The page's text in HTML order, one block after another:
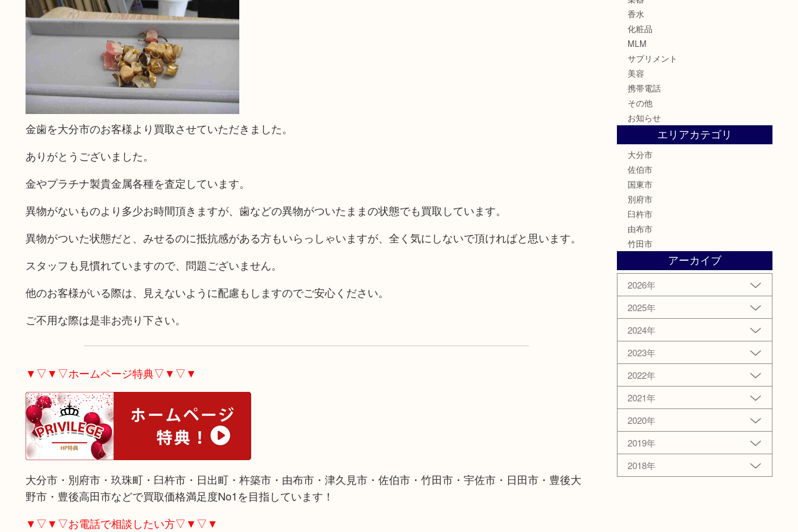
金歯を大分市のお客様より買取させていただきました。
ありがとうございました。
金やプラチナ製貴金属各種を査定しています。
異物がないものより多少お時間頂きますが、歯などの異物がついたままの状態でも買取しています。
異物がついた状態だと、みせるのに抵抗感がある方もいらっしゃいますが、全く気にしないで頂ければと思います。
スタッフも見慣れていますので、問題ございません。
他のお客様がいる際は、見えないように配慮もしますのでご安心ください。
ご不用な際は是非お売り下さい。
▼▽▼▽ホームページ特典▽▼▽▼
大分市・別府市・玖珠町・臼杵市・日出町・杵築市・由布市・津久見市・佐伯市・竹田市・宇佐市・日田市・豊後大
野市・豊後高田市などで買取価格満足度No1を目指しています！
▼▽▼▽お電話で相談したい方▽▼▽▼
香水
化粧品
MLM
サプリメント
美容
携帯電話
その他
お知らせ
エリアカテゴリ
大分市
佐伯市
国東市
別府市
臼杵市
由布市
竹田市
アーカイブ
2026年
2025年
2024年
2023年
2022年
2021年
2020年
2019年
2018年